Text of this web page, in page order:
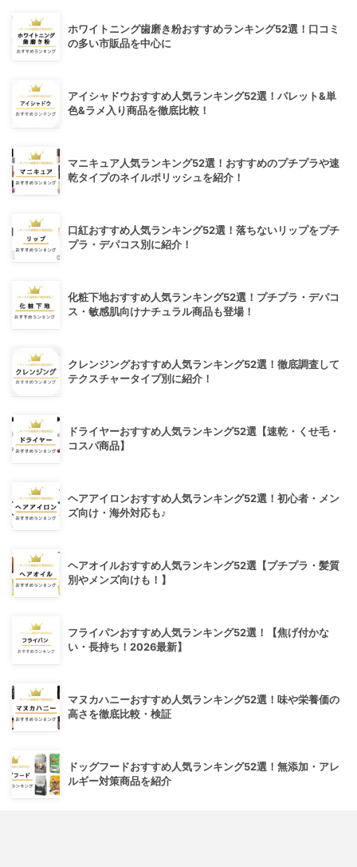
ホワイトニング歯磨き粉おすすめランキング52選！口コミ
の多い市販品を中心に
アイシャドウおすすめ人気ランキング52選！パレット&単
色&ラメ入り商品を徹底比較！
マニキュア人気ランキング52選！おすすめのプチプラや速
乾タイプのネイルポリッシュを紹介！
口紅おすすめ人気ランキング52選！落ちないリップをプチ
プラ・デパコス別に紹介！
化粧下地おすすめ人気ランキング52選！プチプラ・デパコ
ス・敏感肌向けナチュラル商品も登場！
クレンジングおすすめ人気ランキング52選！徹底調査して
テクスチャータイプ別に紹介！
ドライヤーおすすめ人気ランキング52選【速乾・くせ毛・
コスパ商品】
ヘアアイロンおすすめ人気ランキング52選！初心者・メン
ズ向け・海外対応も♪
ヘアオイルおすすめ人気ランキング52選【プチプラ・髪質
別やメンズ向けも！】
フライパンおすすめ人気ランキング52選！【焦げ付かな
い・長持ち！2026最新】
マヌカハニーおすすめ人気ランキング52選！味や栄養価の
高さを徹底比較・検証
ドッグフードおすすめ人気ランキング52選！無添加・アレ
ルギー対策商品を紹介